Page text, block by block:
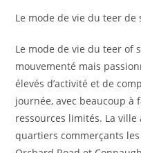
Le mode de vie du teer de
Le mode de vie du teer of
mouvementé mais
élevés d’activité et de
journée, avec beaucoup à
ressources limités. La
quartiers commerçants